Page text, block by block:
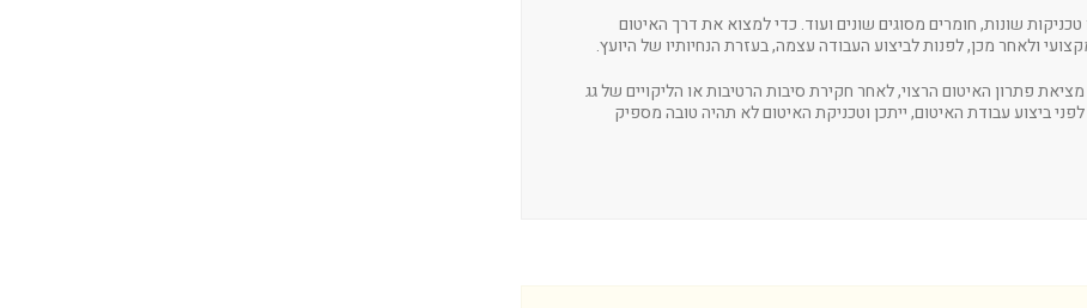
שונות, חומרים מסוגים שונים ועוד. כדי למצוא את דרך האיטום
ולאחר מכן, לפנות לביצוע העבודה עצמה, בעזרת הנחיותיו של היועץ.
פתרון האיטום הרצוי, לאחר חקירת סיבות הרטיבות או הליקויים של גג
ביצוע עבודת האיטום, ייתכן וטכניקת האיטום לא תהיה טובה מספיק